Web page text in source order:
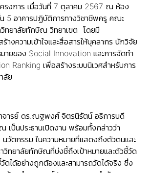
รงการ เมื่อวันที่ 7 ตุลาคม 2567 ณ ห้อง
5 อาคารปฏิบัติการทางวิชาชีพครู คณะ
ทยาลัยทักษิณ วิทยาเขต โดยมี
างความเข้าใจและสื่อสารให้บุคลากร นักวิจัย
ายของ Social Innovation และการจัดทำ
Ranking เพื่อสร้างระบบนิเวศสำหรับการ
ลัย
จารย์ ดร.ณฐพงศ์ จิตรนิรัตน์ อธิการบดี
เป็นประธานเปิดงาน พร้อมทั้งกล่าวว่า
วัตกรรม ในความหมายที่แสดงถึงตัวตนและ
ทยาลัยทักษิณที่บ่งชี้ถึงเป้าหมายและตัวชี้วัด
ดได้อย่างถูกต้องและสามารถวัดได้จริง ซึ่ง